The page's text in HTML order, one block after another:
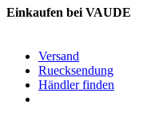
Einkaufen bei VAUDE
Versand
Ruecksendung
Händler finden